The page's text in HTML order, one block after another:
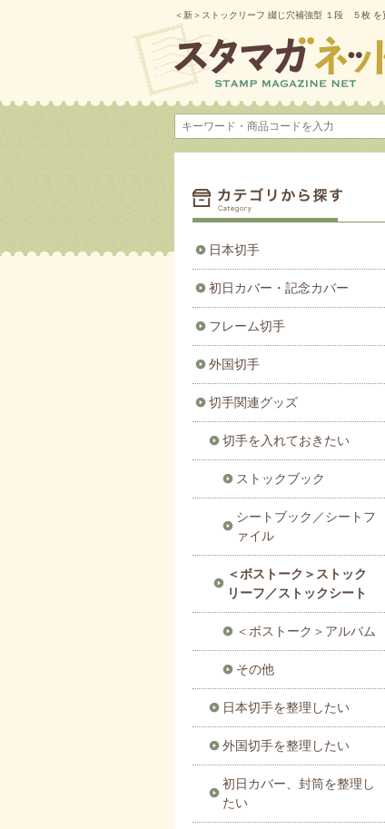
＜新＞ストックリーフ 綴じ穴補強型 １段 ５枚 を
日本切手
初日カバー・記念カバー
フレーム切手
外国切手
切手関連グッズ
切手を入れておきたい
ストックブック
シートブック／シートフ
ァイル
＜ボストーク＞ストック
リーフ／ストックシート
＜ボストーク＞アルバム
その他
日本切手を整理したい
外国切手を整理したい
初日カバー、封筒を整理し
たい